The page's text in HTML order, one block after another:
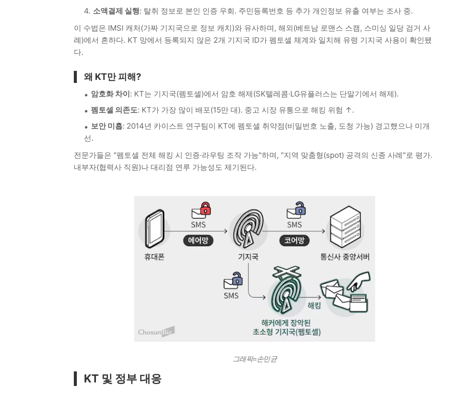
소액결제 실행: 탈취 정보로 본인 인증 우회. 주민등록번호 등 추가 개인정보 유출 여부는 조사 중.
이 수법은 IMSI 캐처(가짜 기지국으로 정보 캐치)와 유사하며, 해외(베트남 로맨스 스캠, 스미싱 일당 검거 사
례)에서 흔하다. KT 망에서 등록되지 않은 2개 기지국 ID가 펨토셀 체계와 일치해 유령 기지국 사용이 확인됐
다.
왜 KT만 피해?
암호화 차이: KT는 기지국(펨토셀)에서 암호 해제(SK텔레콤·LG유플러스는 단말기에서 해제).
펨토셀 의존도: KT가 가장 많이 배포(15만 대). 중고 시장 유통으로 해킹 위험 ↑.
보안 미흡: 2014년 카이스트 연구팀이 KT에 펨토셀 취약점(비밀번호 노출, 도청 가능) 경고했으나 미개
선.
전문가들은 "펨토셀 전체 해킹 시 인증·라우팅 조작 가능"하며, "지역 맞춤형(spot) 공격의 신종 사례"로 평가.
내부자(협력사 직원)나 대리점 연루 가능성도 제기된다.
그래픽=손민균
KT 및 정부 대응